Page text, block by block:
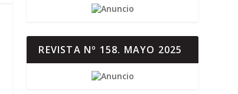
REVISTA Nº 158. MAYO 2025